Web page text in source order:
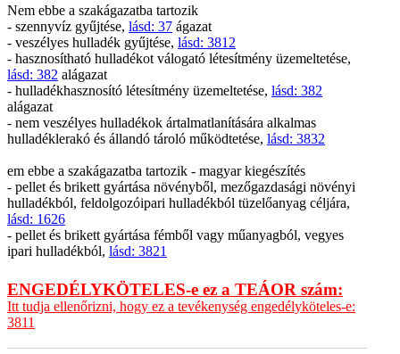
Nem ebbe a szakágazatba tartozik
- szennyvíz gyűjtése, lásd: 37 ágazat
- veszélyes hulladék gyűjtése, lásd: 3812
- hasznosítható hulladékot válogató létesítmény üzemeltetése,
lásd: 382 alágazat
- hulladékhasznosító létesítmény üzemeltetése, lásd: 382
alágazat
- nem veszélyes hulladékok ártalmatlanítására alkalmas
hulladéklerakó és állandó tároló működtetése, lásd: 3832
em ebbe a szakágazatba tartozik - magyar kiegészítés
- pellet és brikett gyártása növényből, mezőgazdasági növényi
hulladékból, feldolgozóipari hulladékból tüzelőanyag céljára,
lásd: 1626
- pellet és brikett gyártása fémből vagy műanyagból, vegyes
ipari hulladékból, lásd: 3821
ENGEDÉLYKÖTELES-e ez a TEÁOR szám:
Itt tudja ellenőrizni, hogy ez a tevékenység engedélyköteles-e:
3811